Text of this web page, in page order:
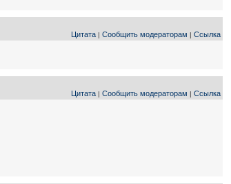
Цитата | Сообщить модераторам | Ссылка
Цитата | Сообщить модераторам | Ссылка